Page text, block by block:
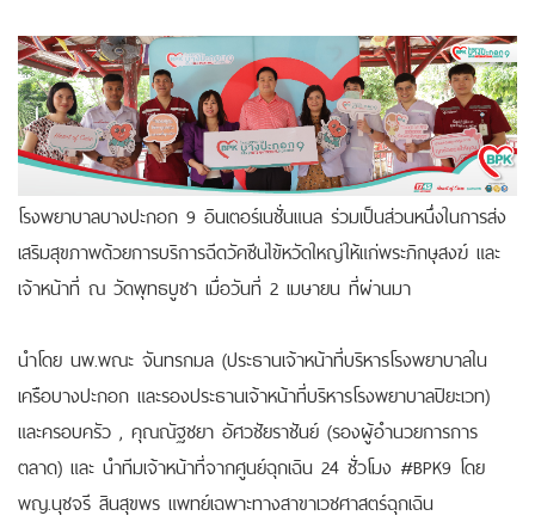
โรงพยาบาลบางปะกอก 9 อินเตอร์เนชั่นแนล ร่วมเป็นส่วนหนึ่งในการส่ง
เสริมสุขภาพด้วยการบริการฉีดวัคซีนไข้หวัดใหญ่ให้แก่พระภิกษุสงฆ์ และ
เจ้าหน้าที่ ณ วัดพุทธบูชา เมื่อวันที่ 2 เมษายน ที่ผ่านมา
นำโดย นพ.พณะ จันทรกมล (ประธานเจ้าหน้าที่บริหารโรงพยาบาลใน
เครือบางปะกอก และรองประธานเจ้าหน้าที่บริหารโรงพยาบาลปิยะเวท)
และครอบครัว , คุณณัฐชยา อัศวชัยราชันย์ (รองผู้อำนวยการการ
ตลาด) และ นำทีมเจ้าหน้าที่จากศูนย์ฉุกเฉิน 24 ชั่วโมง #BPK9 โดย
พญ.นุชจรี สินสุขพร แพทย์เฉพาะทางสาขาเวชศาสตร์ฉุกเฉิน